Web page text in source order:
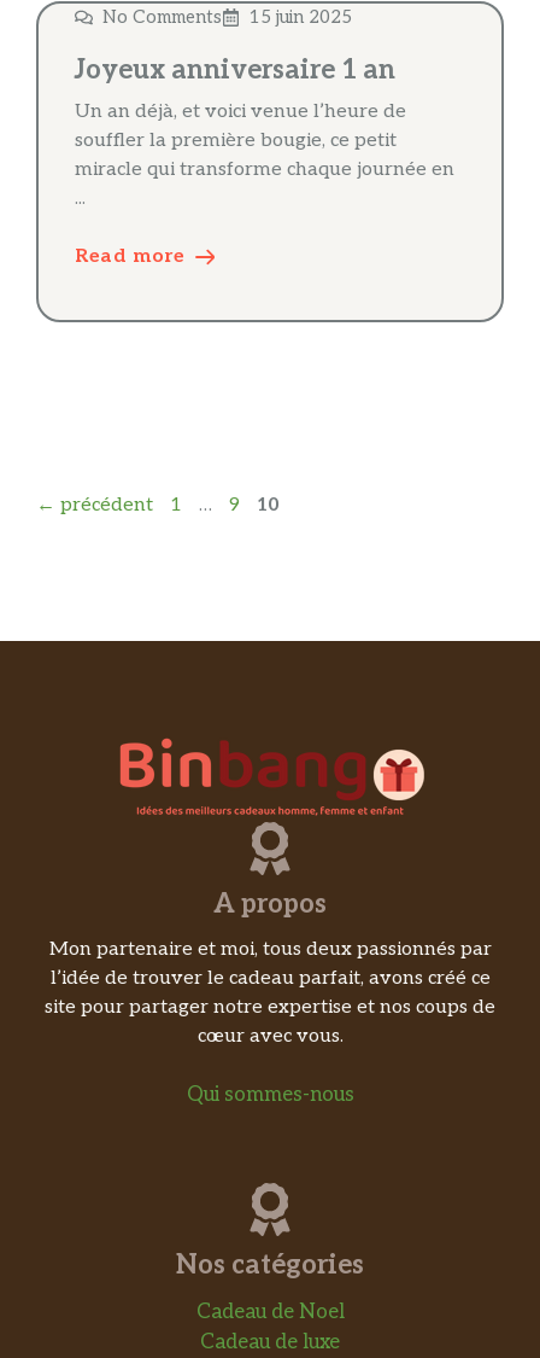
No Comments 15 juin 2025
Joyeux anniversaire 1 an
Un an déjà, et voici venue l’heure de
souffler la première bougie, ce petit
miracle qui transforme chaque journée en
...
Read more
← précédent Page
1 … Page
9 Page
10
A propos
Mon partenaire et moi, tous deux passionnés par
l’idée de trouver le cadeau parfait, avons créé ce
site pour partager notre expertise et nos coups de
cœur avec vous.
Qui sommes-nous
Nos catégories
Cadeau de Noel
Cadeau de luxe